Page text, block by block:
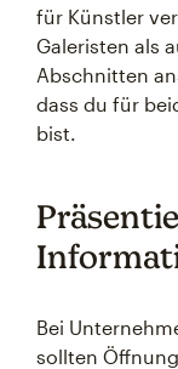
für Künstler
Galeristen als
Abschnitten
dass du für
bist.
Bei
sollten